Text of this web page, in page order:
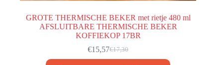
GROTE THERMISCHE BEKER met rietje 480 ml
AFSLUITBARE THERMISCHE BEKER
KOFFIEKOP 17BR
€17,30
€15,57